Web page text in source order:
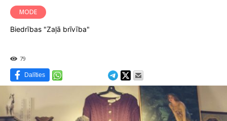
MODE
Biedrības "Zaļā brīvība"
79
Dalīties